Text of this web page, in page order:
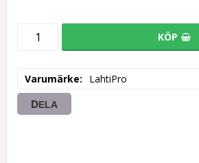
KÖP
Varumärke LahtiPro
DELA